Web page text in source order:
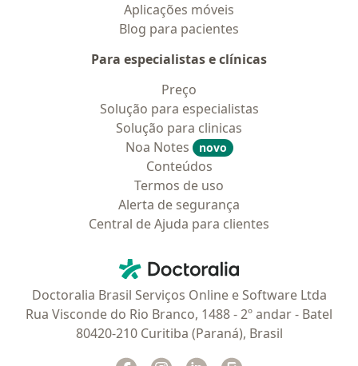
Aplicações móveis
Blog para pacientes
Para especialistas e clínicas
Preço
Solução para especialistas
Solução para clinicas
Noa Notes
novo
Conteúdos
Termos de uso
Alerta de segurança
Central de Ajuda para clientes
Doctoralia - Homepage
Doctoralia Brasil Serviços Online e Software Ltda
Rua Visconde do Rio Branco, 1488 - 2º andar - Batel
80420-210 Curitiba (Paraná), Brasil